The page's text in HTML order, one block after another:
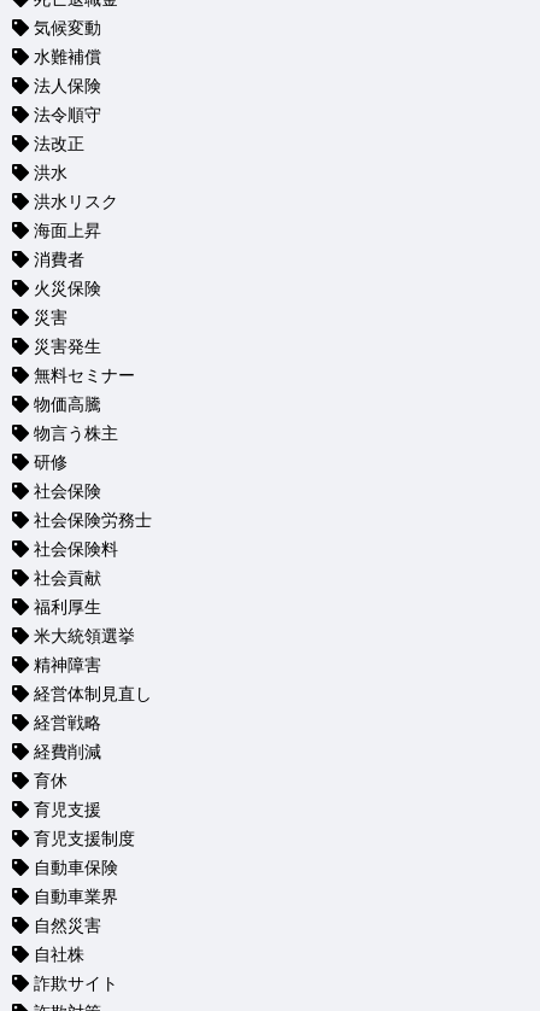
気候変動
水難補償
法人保険
法令順守
法改正
洪水
洪水リスク
海面上昇
消費者
火災保険
災害
災害発生
無料セミナー
物価高騰
物言う株主
研修
社会保険
社会保険労務士
社会保険料
社会貢献
福利厚生
米大統領選挙
精神障害
経営体制見直し
経営戦略
経費削減
育休
育児支援
育児支援制度
自動車保険
自動車業界
自然災害
自社株
詐欺サイト